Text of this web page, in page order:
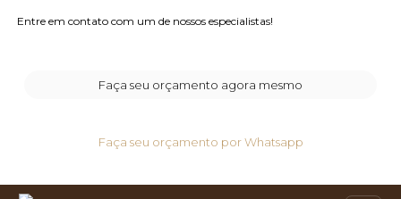
Entre em contato com um de nossos especialistas!
Faça seu orçamento agora mesmo
Faça seu orçamento por Whatsapp